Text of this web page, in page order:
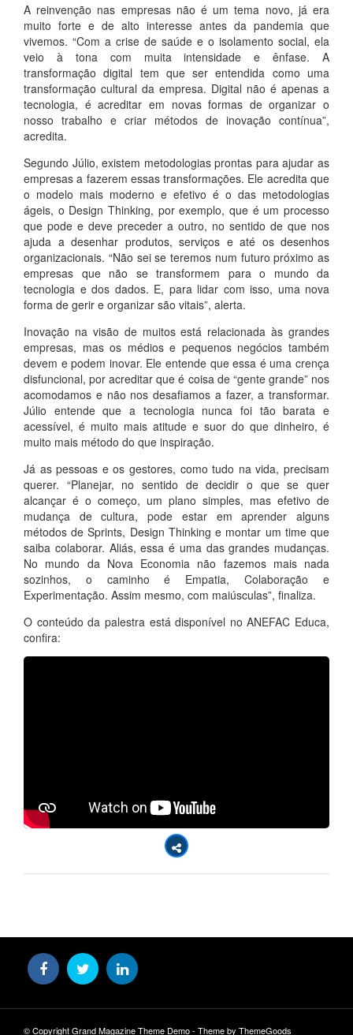
A reinvenção nas empresas não é um tema novo, já era
muito forte e de alto interesse antes da pandemia que
vivemos. “Com a crise de saúde e o isolamento social, ela
veio à tona com muita intensidade e ênfase. A
transformação digital tem que ser entendida como uma
transformação cultural da empresa. Digital não é apenas a
tecnologia, é acreditar em novas formas de organizar o
nosso trabalho e criar métodos de inovação contínua”,
acredita.
Segundo Júlio, existem metodologias prontas para ajudar as
empresas a fazerem essas transformações. Ele acredita que
o modelo mais moderno e efetivo é o das metodologias
ágeis, o Design Thinking, por exemplo, que é um processo
que pode e deve preceder a outro, no sentido de que nos
ajuda a desenhar produtos, serviços e até os desenhos
organizacionais. “Não sei se teremos num futuro próximo as
empresas que não se transformem para o mundo da
tecnologia e dos dados. E, para lidar com isso, uma nova
forma de gerir e organizar são vitais”, alerta.
Inovação na visão de muitos está relacionada às grandes
empresas, mas os médios e pequenos negócios também
devem e podem inovar. Ele entende que essa é uma crença
disfuncional, por acreditar que é coisa de “gente grande” nos
acomodamos e não nos desafiamos a fazer, a transformar.
Júlio entende que a tecnologia nunca foi tão barata e
acessível, é muito mais atitude e suor do que dinheiro, é
muito mais método do que inspiração.
Já as pessoas e os gestores, como tudo na vida, precisam
querer. “Planejar, no sentido de decidir o que se quer
alcançar é o começo, um plano simples, mas efetivo de
mudança de cultura, pode estar em aprender alguns
métodos de Sprints, Design Thinking e montar um time que
saiba colaborar. Aliás, essa é uma das grandes mudanças.
No mundo da Nova Economia não fazemos mais nada
sozinhos, o caminho é Empatia, Colaboração e
Experimentação. Assim mesmo, com maiúsculas”, finaliza.
O conteúdo da palestra está disponível no ANEFAC Educa,
confira:
© Copyright Grand Magazine Theme Demo - Theme by ThemeGoods